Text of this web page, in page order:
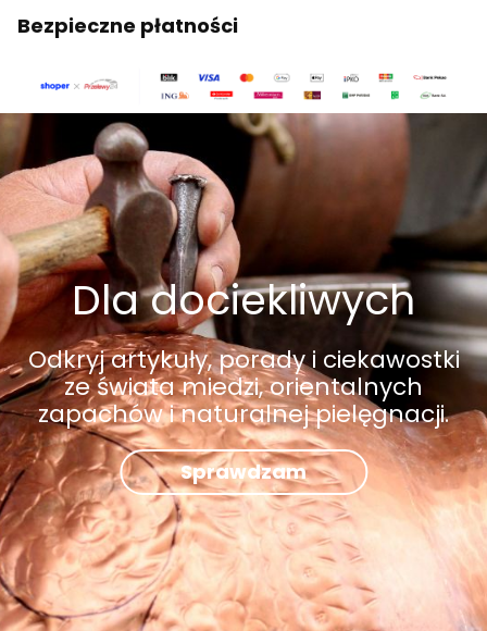
Bezpieczne płatności
Dla dociekliwych
Odkryj artykuły, porady i ciekawostki
ze świata miedzi, orientalnych
zapachów i naturalnej pielęgnacji.
Sprawdzam